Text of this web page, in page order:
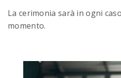
La cerimonia sarà in ogni
momento.